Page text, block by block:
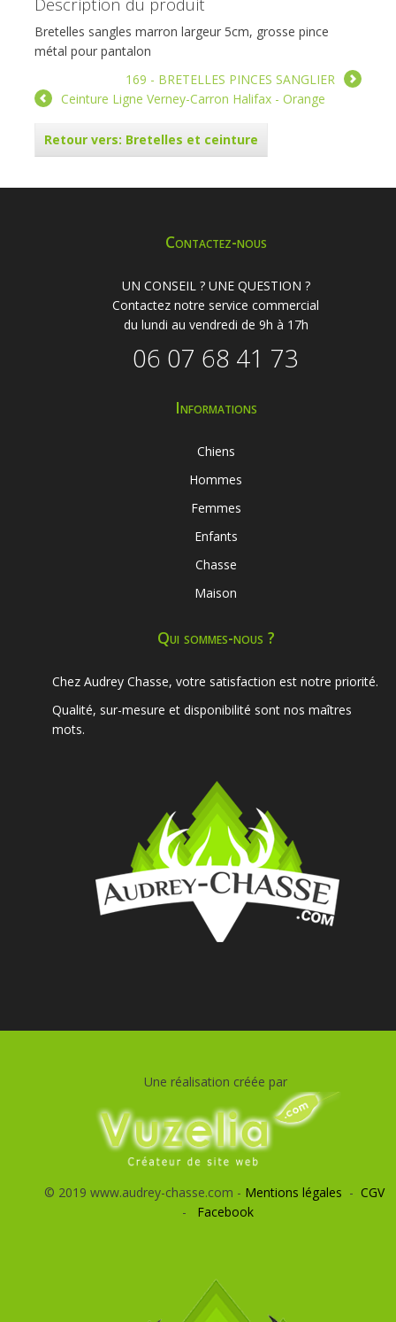
Bretelles sangles marron largeur 5cm, grosse pince
métal pour pantalon
169 - BRETELLES PINCES SANGLIER
Ceinture Ligne Verney-Carron Halifax - Orange
Retour vers: Bretelles et ceinture
Contactez-nous
UN CONSEIL ? UNE QUESTION ?
Contactez notre service commercial
du lundi au vendredi de 9h à 17h
06 07 68 41 73
Informations
Chiens
Hommes
Femmes
Enfants
Chasse
Maison
Qui sommes-nous ?
Chez Audrey Chasse, votre satisfaction est notre priorité.
Qualité, sur-mesure et disponibilité sont nos maîtres
mots.
Une réalisation créée par
© 2019 www.audrey-chasse.com - Mentions légales - CGV
- Facebook